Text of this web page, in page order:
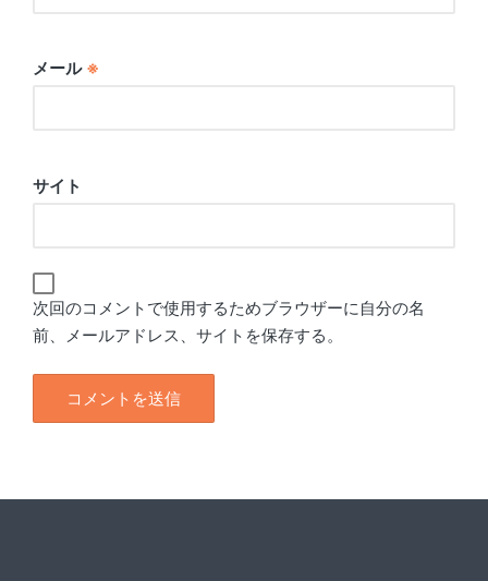
メール ※
サイト
次回のコメントで使用するためブラウザーに自分の名
前、メールアドレス、サイトを保存する。